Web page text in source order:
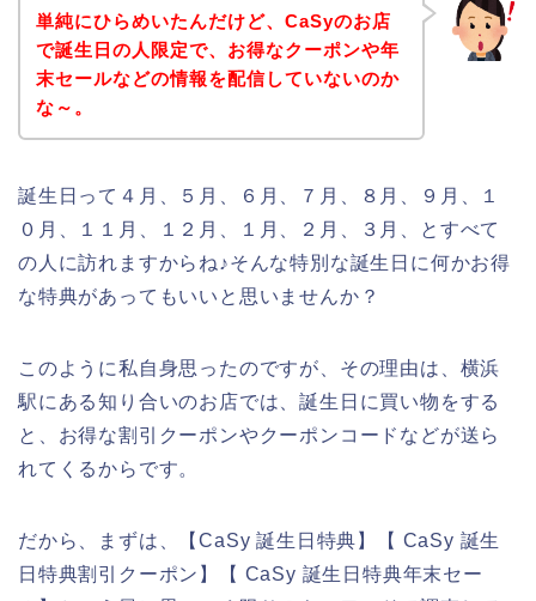
単純にひらめいたんだけど、CaSyのお店
で誕生日の人限定で、お得なクーポンや年
末セールなどの情報を配信していないのか
な～。
誕生日って４月、５月、６月、７月、８月、９月、１
０月、１１月、１２月、１月、２月、３月、とすべて
の人に訪れますからね♪そんな特別な誕生日に何かお得
な特典があってもいいと思いませんか？
このように私自身思ったのですが、その理由は、横浜
駅にある知り合いのお店では、誕生日に買い物をする
と、お得な割引クーポンやクーポンコードなどが送ら
れてくるからです。
だから、まずは、【CaSy 誕生日特典】【 CaSy 誕生
日特典割引クーポン】【 CaSy 誕生日特典年末セー